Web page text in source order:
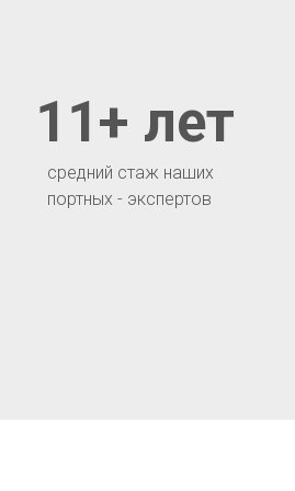
средний стаж наших
портных - экспертов
11+ лет